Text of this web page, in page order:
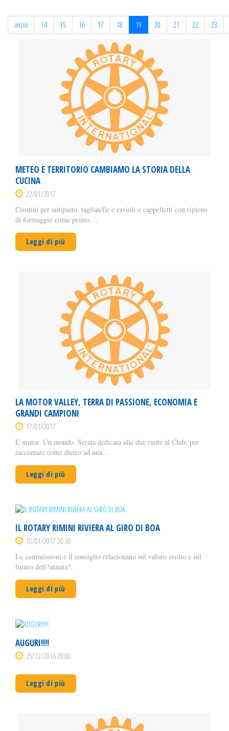
inizio 14 15 16 17 18 19 20 21 22 23
METEO E TERRITORIO CAMBIAMO LA STORIA DELLA
CUCINA
22/01/2017
Crostini per antipasto, tagliatelle e ravioli o cappelletti con ripieno
di formaggio come primo,...
Leggi di più
LA MOTOR VALLEY, TERRA DI PASSIONE, ECONOMIA E
GRANDI CAMPIONI
17/01/2017
E mutor. Un mondo. Serata dedicata alle due ruote al Club, per
raccontare come dietro ad una...
Leggi di più
IL ROTARY RIMINI RIVIERA AL GIRO DI BOA
10/01/2017 20:30
Le commissioni e il consiglio relazionano sul valoro svolto e sul
futuro dell?annata?.
Leggi di più
AUGURI!!!!
25/12/2016 20:00
Leggi di più